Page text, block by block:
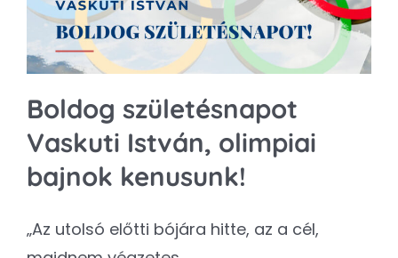
Boldog születésnapot
Vaskuti István, olimpiai
bajnok kenusunk!
„Az utolsó előtti bójára hitte, az a cél,